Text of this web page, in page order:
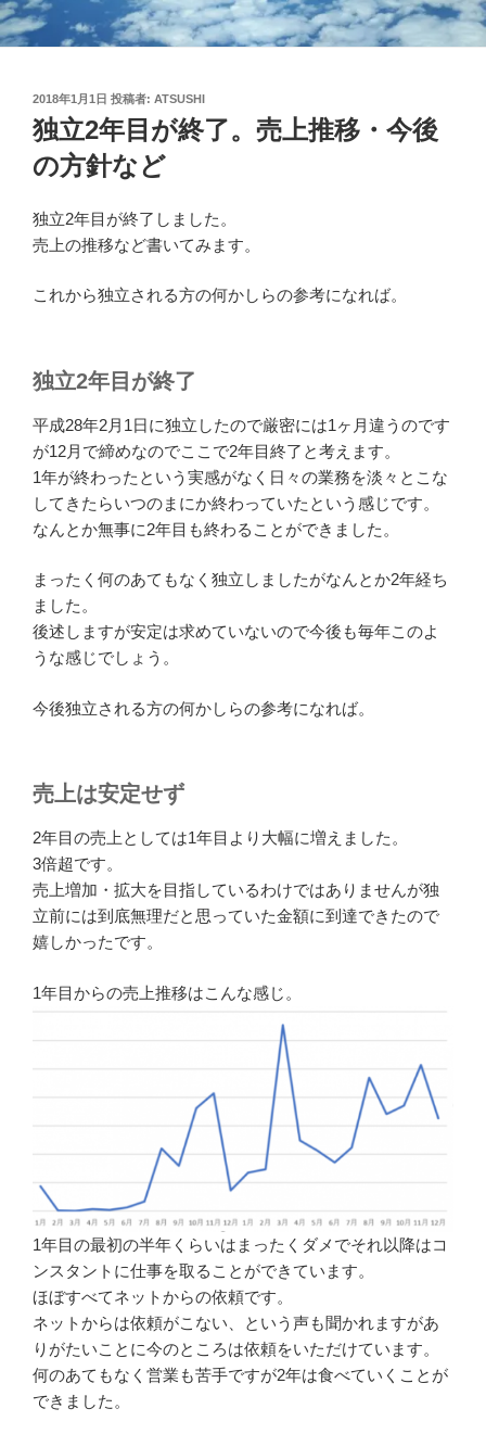
投
稿
日:
2018年1月1日 投稿者: ATSUSHI
独立2年目が終了。売上推移・今後
の方針など
独立2年目が終了しました。
売上の推移など書いてみます。
これから独立される方の何かしらの参考になれば。
独立2年目が終了
平成28年2月1日に独立したので厳密には1ヶ月違うのです
が12月で締めなのでここで2年目終了と考えます。
1年が終わったという実感がなく日々の業務を淡々とこな
してきたらいつのまにか終わっていたという感じです。
なんとか無事に2年目も終わることができました。
まったく何のあてもなく独立しましたがなんとか2年経ち
ました。
後述しますが安定は求めていないので今後も毎年このよ
うな感じでしょう。
今後独立される方の何かしらの参考になれば。
売上は安定せず
2年目の売上としては1年目より大幅に増えました。
3倍超です。
売上増加・拡大を目指しているわけではありませんが独
立前には到底無理だと思っていた金額に到達できたので
嬉しかったです。
1年目からの売上推移はこんな感じ。
1年目の最初の半年くらいはまったくダメでそれ以降はコ
ンスタントに仕事を取ることができています。
ほぼすべてネットからの依頼です。
ネットからは依頼がこない、という声も聞かれますがあ
りがたいことに今のところは依頼をいただけています。
何のあてもなく営業も苦手ですが2年は食べていくことが
できました。